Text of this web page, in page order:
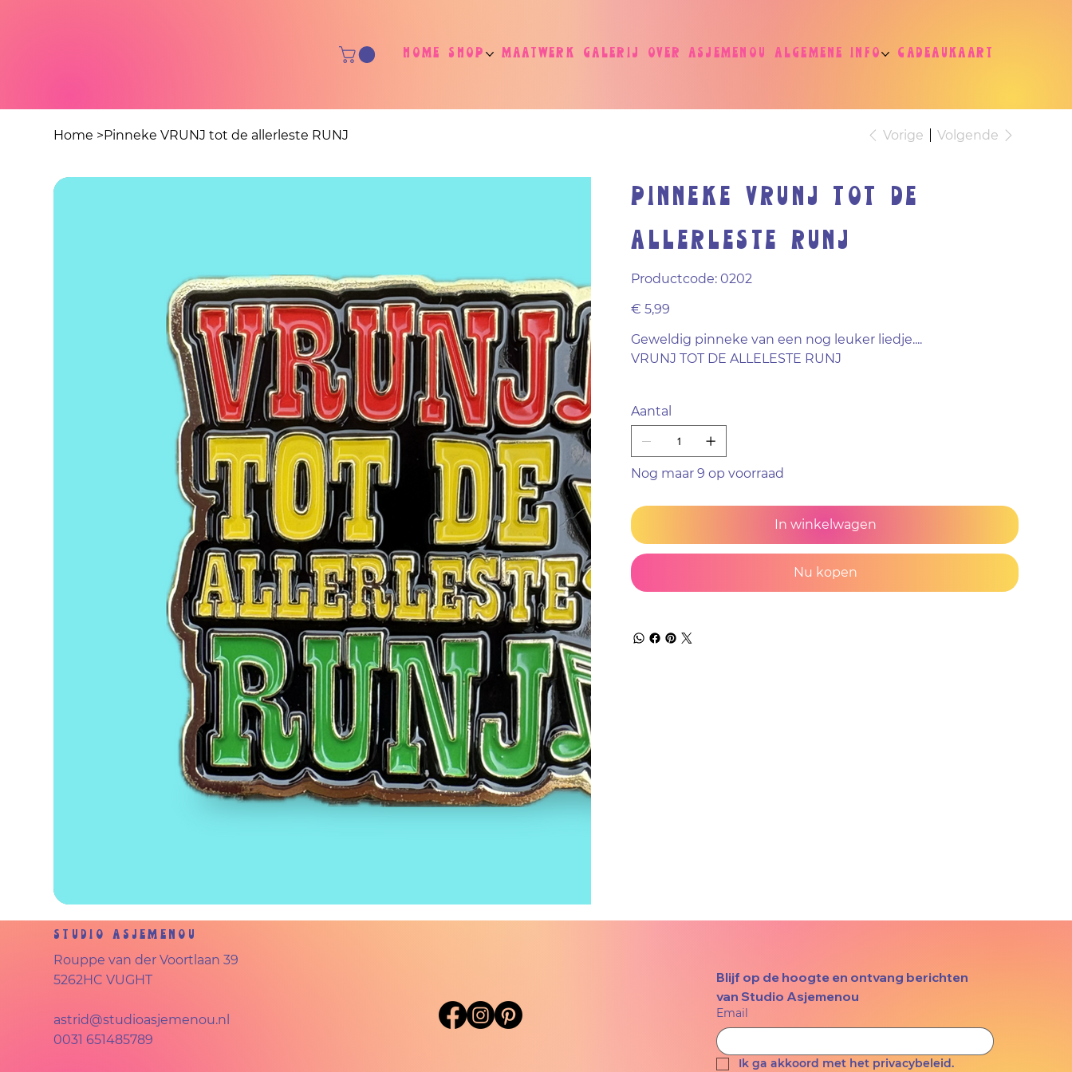
Home Shop Maatwerk Galerij Over Asjemenou Algemene info Cadeaukaart
Home >Pinneke VRUNJ tot de allerleste RUNJ Vorige Volgende
Pinneke VRUNJ tot de
allerleste RUNJ
Productcode: Productcode
0202
0202
Prijs
€ 5,99
Geweldig pinneke van een nog leuker liedje....
VRUNJ TOT DE ALLELESTE RUNJ
Aantal
Nog maar 9 op voorraad
In winkelwagen
Nu kopen
Studio Asjemenou
Rouppe van der Voortlaan 39
5262HC VUGHT
astrid@studioasjemenou.nl
0031 651485789
Blijf op de hoogte en ontvang berichten
van Studio Asjemenou
Email
Ik ga akkoord met het privacybeleid.